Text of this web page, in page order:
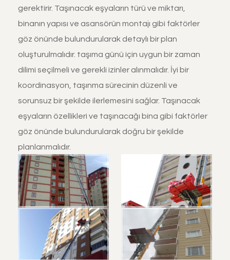
gerektirir. Taşınacak eşyaların türü ve miktarı,
binanın yapısı ve asansörün montajı gibi faktörler
göz önünde bulundurularak detaylı bir plan
oluşturulmalıdır. taşıma günü için uygun bir zaman
dilimi seçilmeli ve gerekli izinler alınmalıdır. İyi bir
koordinasyon, taşınma sürecinin düzenli ve
sorunsuz bir şekilde ilerlemesini sağlar. Taşınacak
eşyaların özellikleri ve taşınacağı bina gibi faktörler
göz önünde bulundurularak doğru bir şekilde
planlanmalıdır.